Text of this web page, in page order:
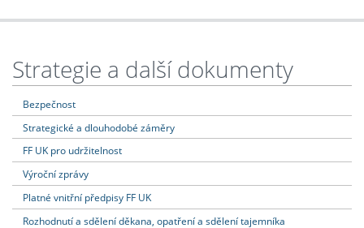
Strategie a další dokumenty
Bezpečnost
Strategické a dlouhodobé záměry
FF UK pro udržitelnost
Výroční zprávy
Platné vnitřní předpisy FF UK
Rozhodnutí a sdělení děkana, opatření a sdělení tajemníka